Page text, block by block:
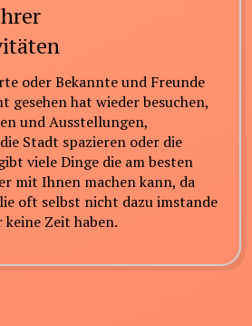
oder Bekannte und Freunde
gesehen hat wieder besuchen,
und Ausstellungen,
Stadt spazieren oder die
viele Dinge die am besten
mit Ihnen machen kann, da
oft selbst nicht dazu imstande
Zeit haben.